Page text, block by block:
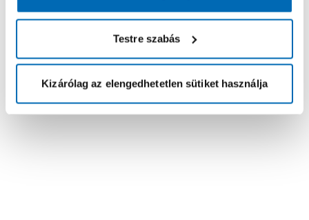
Testre szabás
Kizárólag az elengedhetetlen sütiket használja